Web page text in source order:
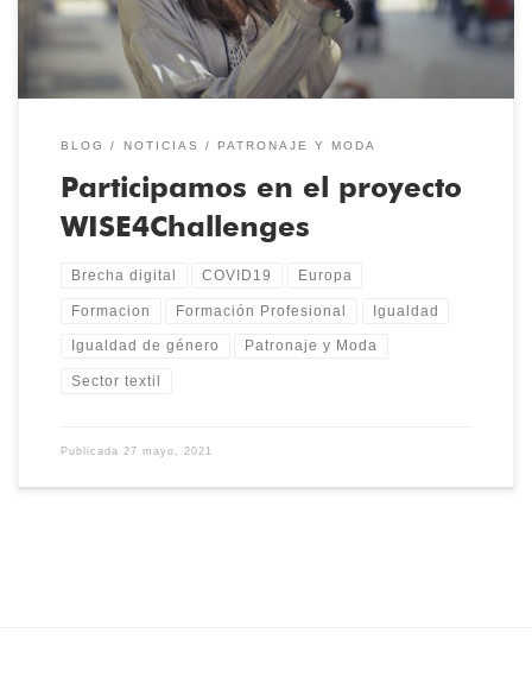
[…]
BLOG NOTICIAS PATRONAJE Y MODA
Participamos en el proyecto
WISE4Challenges
Brecha digital COVID19 Europa
Formacion Formación Profesional Igualdad
Igualdad de género Patronaje y Moda
Sector textil
Publicada 27 mayo, 2021